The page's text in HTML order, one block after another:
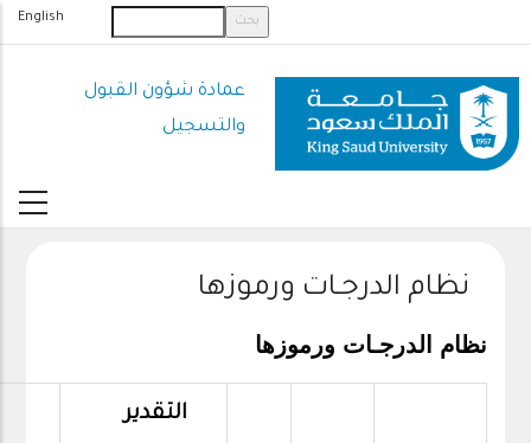
إلى
المحتوى
الرئيسي
English
عمادة شؤون القبول
والتسجيل
نظام الدرجـات ورموزها
نظام الدرجـات ورموزها
التقدير